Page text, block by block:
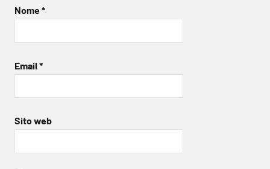
Nome*
Email *
Sito web